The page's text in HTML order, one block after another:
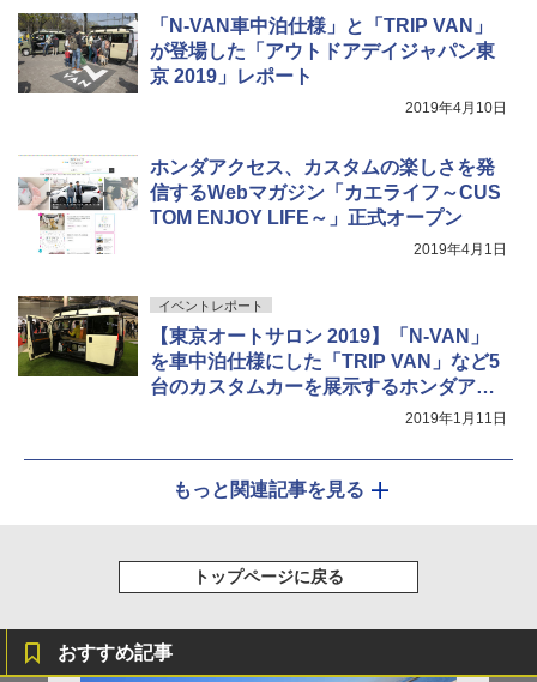
「N-VAN車中泊仕様」と「TRIP VAN」
が登場した「アウトドアデイジャパン東
京 2019」レポート
2019年4月10日
ホンダアクセス、カスタムの楽しさを発
信するWebマガジン「カエライフ～CUS
TOM ENJOY LIFE～」正式オープン
2019年4月1日
イベントレポート
【東京オートサロン 2019】「N-VAN」
を車中泊仕様にした「TRIP VAN」など5
台のカスタムカーを展示するホンダアク
2019年1月11日
もっと関連記事を見る
トップページに戻る
おすすめ記事